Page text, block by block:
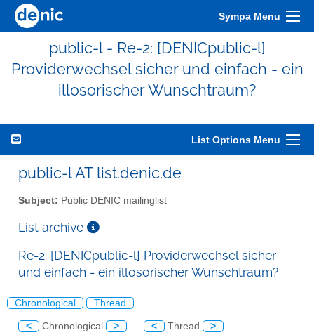
Sympa Menu
public-l - Re-2: [DENICpublic-l]
Providerwechsel sicher und einfach - ein
illosorischer Wunschtraum?
List Options Menu
public-l AT list.denic.de
Subject: Public DENIC mailinglist
List archive
Re-2: [DENICpublic-l] Providerwechsel sicher
und einfach - ein illosorischer Wunschtraum?
Chronological Thread
< Chronological > < Thread >